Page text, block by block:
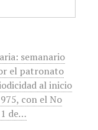
semanario
el patronato
al inicio
con el No
1 de…